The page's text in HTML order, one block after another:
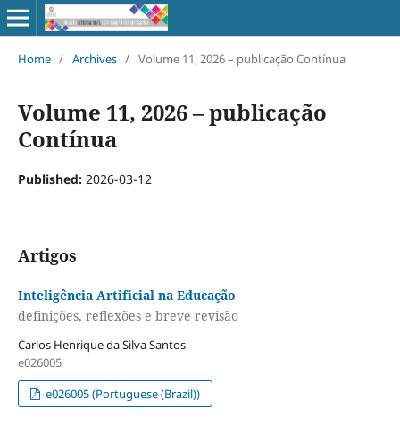
Home / Archives / Volume 11, 2026 – publicação Contínua
Volume 11, 2026 – publicação
Contínua
Published: 2026-03-12
Artigos
Inteligência Artificial na Educação
definições, reflexões e breve revisão
Carlos Henrique da Silva Santos
e026005
e026005 (Portuguese (Brazil))